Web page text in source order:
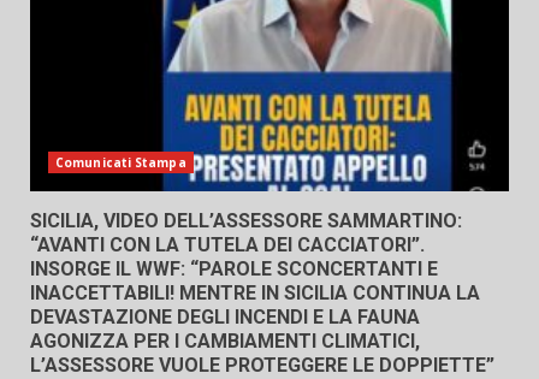
Comunicati Stampa
SICILIA, VIDEO DELL’ASSESSORE SAMMARTINO:
“AVANTI CON LA TUTELA DEI CACCIATORI”.
INSORGE IL WWF: “PAROLE SCONCERTANTI E
INACCETTABILI! MENTRE IN SICILIA CONTINUA LA
DEVASTAZIONE DEGLI INCENDI E LA FAUNA
AGONIZZA PER I CAMBIAMENTI CLIMATICI,
L’ASSESSORE VUOLE PROTEGGERE LE DOPPIETTE”